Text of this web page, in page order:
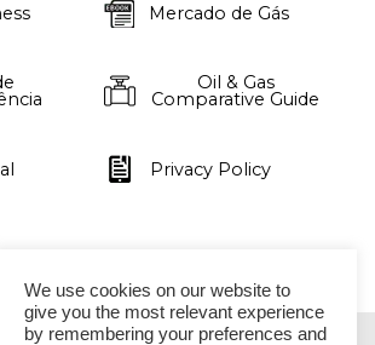
Mercado de Gás
Oil & Gas
Comparative Guide
Privacy Policy
We use cookies on our website to
give you the most relevant experience
by remembering your preferences and